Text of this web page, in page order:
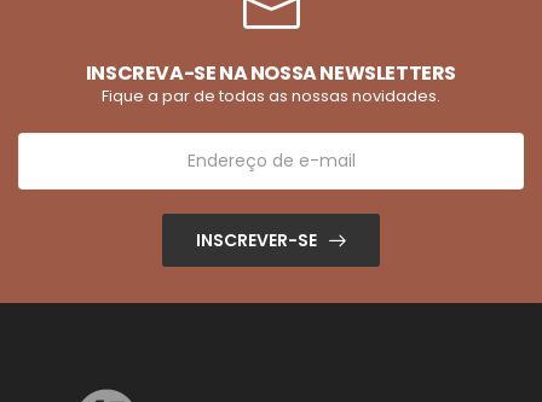
INSCREVA-SE NA NOSSA NEWSLETTERS
Fique a par de todas as nossas novidades.
INSCREVER-SE